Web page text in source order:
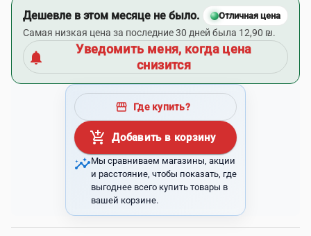
Дешевле в этом месяце не было. Отличная цена
Самая низкая цена за последние 30 дней была 12,90 ₪.
notifications
Уведомить меня, когда цена
снизится
storefront Где купить?
add_shopping_cart Добавить в корзину
insightsМы сравниваем магазины, акции
и расстояние, чтобы показать, где
выгоднее всего купить товары в
вашей корзине.